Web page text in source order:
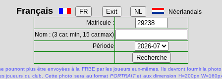
Français
Néerlandais
Matricule :
Nom : (3 car. min, 15 car.max)
Période
pourront plus être envoyées à la FRBE par les joueurs eux-mêmes. Ils devront fournir la
joueurs du club. Cette photo sera au format PORTRAITet aux dimension H=200px